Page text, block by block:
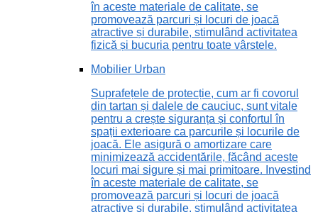
în aceste materiale de calitate, se
promovează parcuri și locuri de joacă
atractive și durabile, stimulând activitatea
fizică și bucuria pentru toate vârstele.
Mobilier Urban
Suprafețele de protecție, cum ar fi covorul
din tartan și dalele de cauciuc, sunt vitale
pentru a crește siguranța și confortul în
spații exterioare ca parcurile și locurile de
joacă. Ele asigură o amortizare care
minimizează accidentările, făcând aceste
locuri mai sigure și mai primitoare. Investind
în aceste materiale de calitate, se
promovează parcuri și locuri de joacă
atractive și durabile, stimulând activitatea